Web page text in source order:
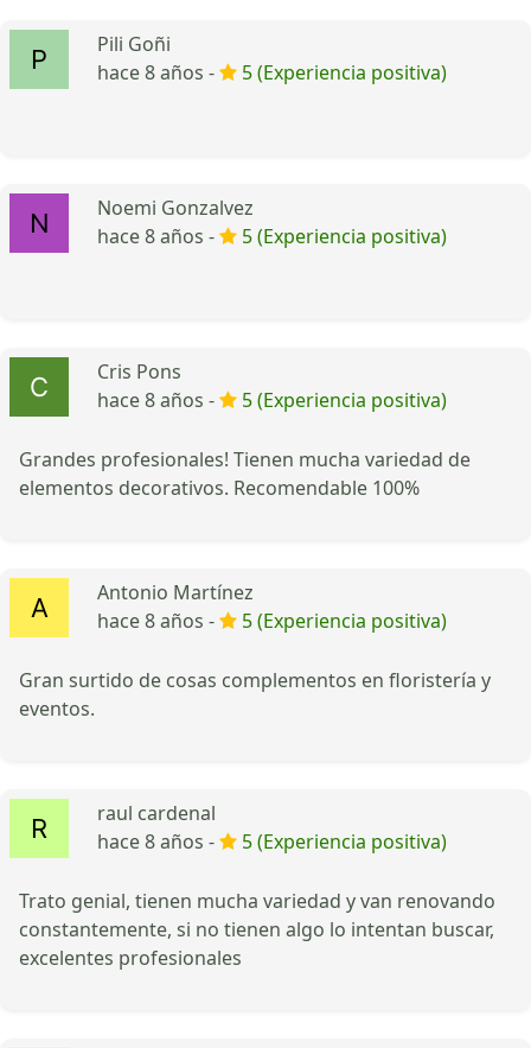
Pili Goñi
hace 8 años -
5 (Experiencia positiva)
Noemi Gonzalvez
hace 8 años -
5 (Experiencia positiva)
Cris Pons
hace 8 años -
5 (Experiencia positiva)
Grandes profesionales! Tienen mucha variedad de
elementos decorativos. Recomendable 100%
Antonio Martínez
hace 8 años -
5 (Experiencia positiva)
Gran surtido de cosas complementos en floristería y
eventos.
raul cardenal
hace 8 años -
5 (Experiencia positiva)
Trato genial, tienen mucha variedad y van renovando
constantemente, si no tienen algo lo intentan buscar,
excelentes profesionales